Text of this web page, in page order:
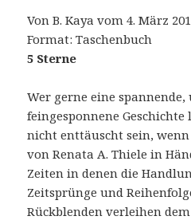
Von B. Kaya vom 4. März
Format: Taschenbuch
5 Sterne
Wer gerne eine
feingesponnene
nicht enttäuscht sein,
von Renata A. Thiele in
Zeiten in denen die
Zeitsprünge und
Rückblenden verleihen